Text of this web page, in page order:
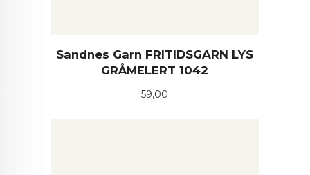
Sandnes Garn FRITIDSGARN LYS
GRÅMELERT 1042
Pris
59,00